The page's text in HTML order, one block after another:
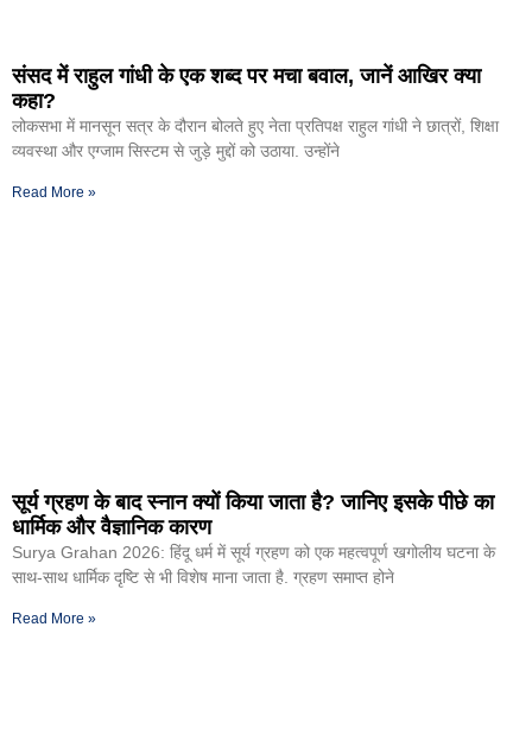
संसद में राहुल गांधी के एक शब्द पर मचा बवाल, जानें आखिर क्या
कहा?
लोकसभा में मानसून सत्र के दौरान बोलते हुए नेता प्रतिपक्ष राहुल गांधी ने छात्रों, शिक्षा
व्यवस्था और एग्जाम सिस्टम से जुड़े मुद्दों को उठाया. उन्होंने
Read More »
सूर्य ग्रहण के बाद स्नान क्यों किया जाता है? जानिए इसके पीछे का
धार्मिक और वैज्ञानिक कारण
Surya Grahan 2026: हिंदू धर्म में सूर्य ग्रहण को एक महत्वपूर्ण खगोलीय घटना के
साथ-साथ धार्मिक दृष्टि से भी विशेष माना जाता है. ग्रहण समाप्त होने
Read More »